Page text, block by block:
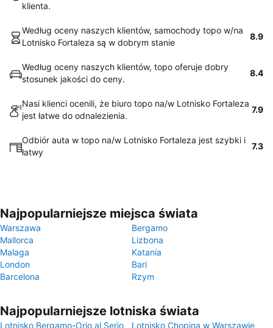
klienta.
Według oceny naszych klientów, samochody topo w/na
Lotnisko Fortaleza są w dobrym stanie
8.9
Według oceny naszych klientów, topo oferuje dobry
stosunek jakości do ceny.
8.4
Nasi klienci ocenili, że biuro topo na/w Lotnisko Fortaleza
jest łatwe do odnalezienia.
7.9
Odbiór auta w topo na/w Lotnisko Fortaleza jest szybki i
łatwy
7.3
Najpopularniejsze miejsca świata
Warszawa
Bergamo
Mallorca
Lizbona
Malaga
Katania
London
Bari
Barcelona
Rzym
Najpopularniejsze lotniska świata
Lotnisko Bergamo-Orio al Serio Lotnisko Chopina w Warszawie